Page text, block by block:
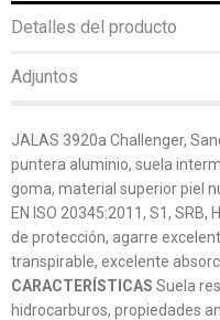
Detalles del producto
Adjuntos
JALAS 3920a Challenger,
puntera aluminio, suela
goma, material superior piel
EN ISO 20345:2011, S1, SRB,
de protección, agarre
transpirable, excelente
CARACTERÍSTICAS Suela
hidrocarburos, propiedades